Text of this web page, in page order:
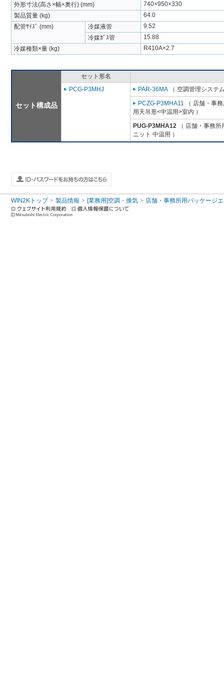
外形寸法(高さ×幅×奥行) (mm)
740×950×330
製品質量 (kg)
64.0
配管ｻｲｽﾞ (mm)
冷媒液管
9.52
冷媒ｶﾞｽ管
15.88
冷媒種類×量 (kg)
R410A×2.7
セット構成品
セット形名
PCG-P3MHJ
PAR-36MA （ 空調管理システ
PCZG-P3MHA11 （ 店舗・事
用天吊形<中温用>室内 ）
PUG-P3MHA12 （ 店舗・事務
ニット 中温用 ）
WIN2Kトップ 製品情報 [業務用]空調・換気 店舗・事務所用パッケージ